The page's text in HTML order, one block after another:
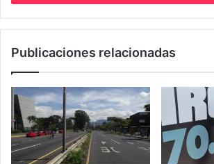
Publicaciones relacionadas